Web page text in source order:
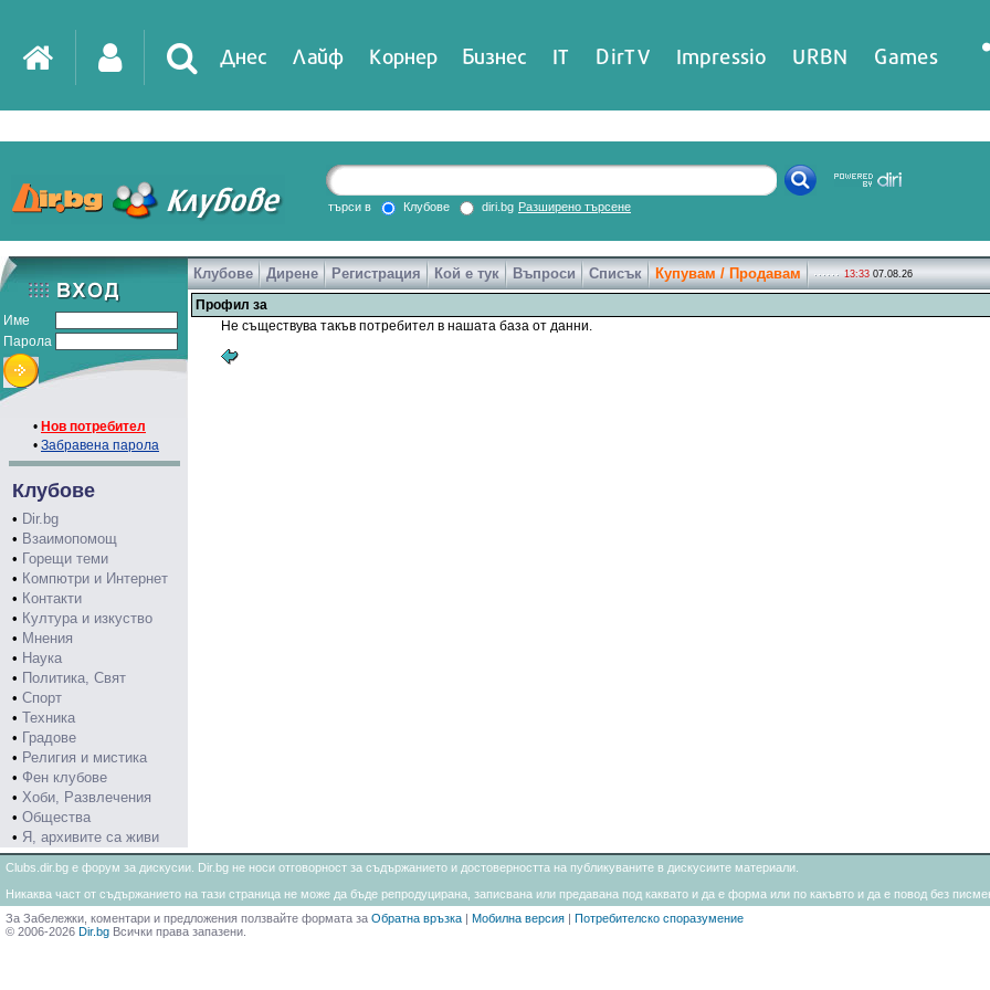
Днес Лайф Корнер Бизнес IT DirTV Impressio URBN Games
търси в Клубове diri.bg Разширено търсене
Име
Парола
• Нов потребител
• Забравена парола
Клубове
• Dir.bg
• Взаимопомощ
• Горещи теми
• Компютри и Интернет
• Контакти
• Култура и изкуство
• Мнения
• Наука
• Политика, Свят
• Спорт
• Техника
• Градове
• Религия и мистика
• Фен клубове
• Хоби, Развлечения
• Общества
• Я, архивите са живи
Клубове Дирене Регистрация Кой е тук Въпроси Списък Купувам / Продавам 13:33 07.08.26
Профил за
Не съществува такъв потребител в нашата база от данни.
Clubs.dir.bg е форум за дискусии. Dir.bg не носи отговорност за съдържанието и достоверността на публикуваните в дискусиите материали.
Никаква част от съдържанието на тази страница не може да бъде репродуцирана, записвана или предавана под каквато и да е форма или по какъвто и да е повод без
За Забележки, коментари и предложения ползвайте формата за Обратна връзка | Мобилна версия | Потребителско споразумение
© 2006-2026 Dir.bg Всички права запазени.